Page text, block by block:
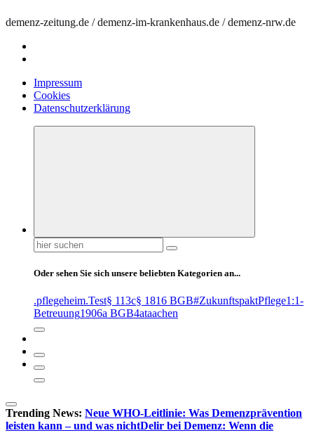
demenz-zeitung.de / demenz-im-krankenhaus.de / demenz-nrw.de
Impressum
Cookies
Datenschutzerklärung
Suchen
nach:
Oder sehen Sie sich unsere beliebten Kategorien an...
.pflegeheim.Test§ 113c§ 1816 BGB#ZukunftspaktPflege1:1-
Betreuung1906a BGB4ataachen
Trending News: Neue WHO-Leitlinie: Was Demenzprävention
leisten kann – und was nichtDelir bei Demenz: Wenn die